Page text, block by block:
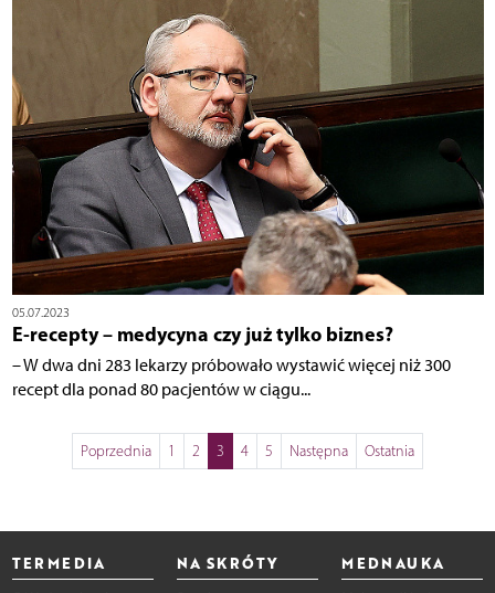
05.07.2023
E-recepty – medycyna czy już tylko biznes?
– W dwa dni 283 lekarzy próbowało wystawić więcej niż 300
recept dla ponad 80 pacjentów w ciągu...
Poprzednia 1 2 3 4 5 Następna Ostatnia
TERMEDIA NA SKRÓTY MEDNAUKA